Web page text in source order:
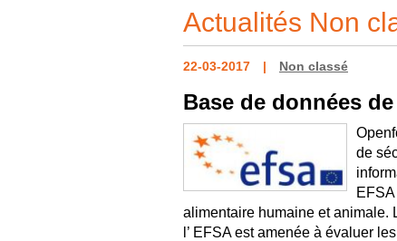
Actualités Non
22-03-2017 Non classé
Base de données
de
alimentaire humaine et animale.
l’ EFSA est amenée à évaluer